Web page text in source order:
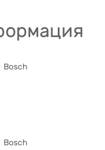
Bosch
Bosch